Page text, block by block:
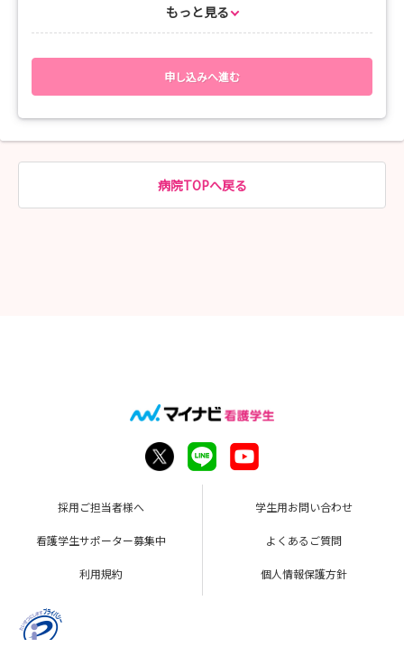
📌8月7日(金)のみ、定員は5名です
13時30分に山口県立総合医療センター入口内（タリーズコーヒ
ーが目印です☕）
🎈試験日（WEB面接）
【第１回】 令和８年４月２５日（土）
【第２回】 令和８年５月３０日（土）
🎈合格発表日
【第１回】 令和８年５月８日(金)
【第２回】 令和８年６月９日(火)
【第３回】 令和８年７月２１日(火)
▼自己紹介カード
山口県立病院機構 本部事務局あてに郵送また持参にてご提
(747-8511 山口県防府市大崎10077番地)
🎈試験内容
用紙を送付します）
▼WEB面接（自宅受験 受験申し込み後に操作方法等を送付
します）
▼適性検査（自宅受検 受験申し込み後に適性検査のリンク
をメールにて送付します）
もっと見る
申し込みへ進む
病院TOPへ戻る
採用ご担当者様へ 学生用お問い合わせ
看護学生サポーター募集中 よくあるご質問
利用規約 個人情報保護方針